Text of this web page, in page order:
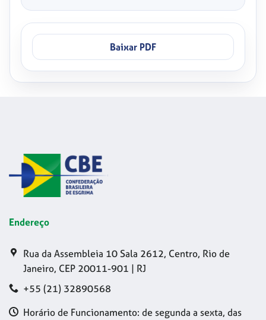
Baixar PDF
Endereço
Rua da Assembleia 10 Sala 2612, Centro, Rio de
Janeiro, CEP 20011-901 | RJ
+55 (21) 32890568
Horário de Funcionamento: de segunda a sexta, das